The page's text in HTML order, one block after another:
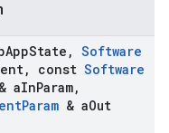
AppState , Software
, const Software
& aInParam,
Param & aOut